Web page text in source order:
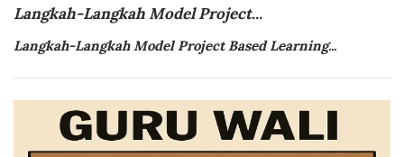
Langkah-Langkah Model Project...
Langkah-Langkah ModelProject Based Learning...